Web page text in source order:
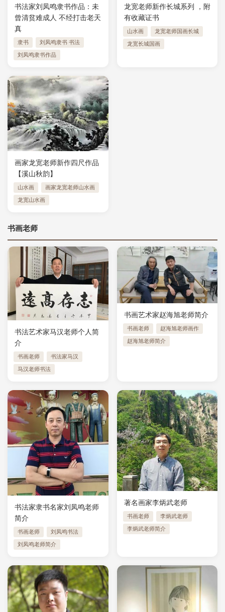
书法家刘凤鸣隶书作品：未
曾清贫难成人 不经打击老天
真
隶书 刘凤鸣隶书 书法
刘凤鸣隶书作品
龙宽老师新作长城系列 ，附
有收藏证书
山水画 龙宽老师国画长城
龙宽长城国画
画家龙宽老师新作四尺作品
【溪山秋韵】
山水画 画家龙宽老师山水画
龙宽山水画
书画老师
书法艺术家马汉老师个人简
介
书画老师 书法家马汉
马汉老师书法
书画艺术家赵海旭老师简介
书画老师 赵海旭老师画作
赵海旭老师简介
书法家隶书名家刘凤鸣老师
简介
书画老师 刘凤鸣书法
刘凤鸣老师简介
著名画家李炳武老师
书画老师 李炳武老师
李炳武老师简介